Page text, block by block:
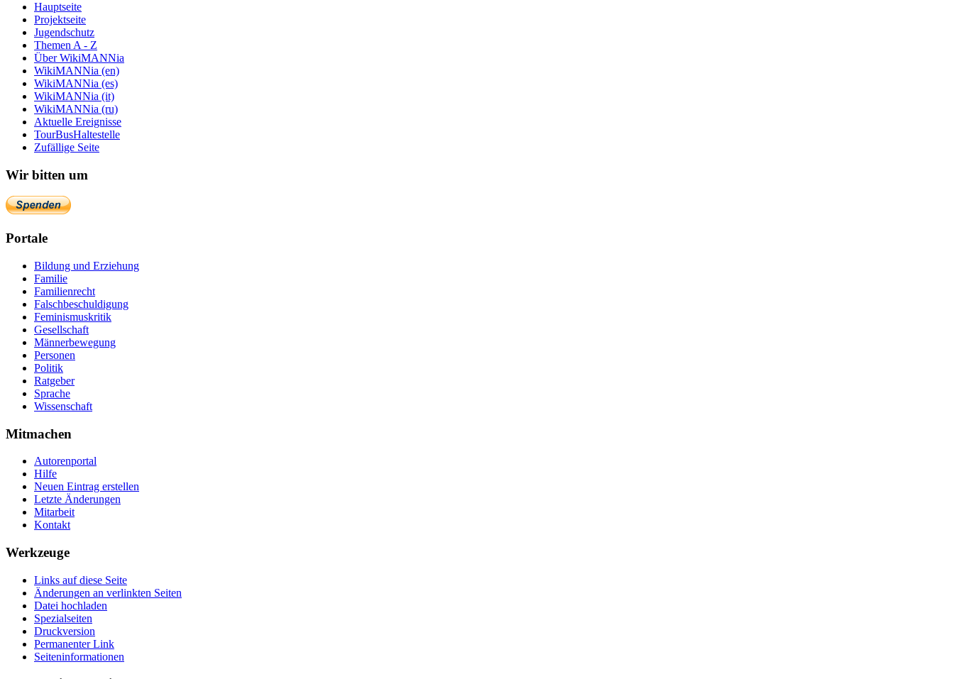
Hauptseite
Projektseite
Jugendschutz
Themen A - Z
Über WikiMANNia
WikiMANNia (en)
WikiMANNia (es)
WikiMANNia (it)
WikiMANNia (ru)
Aktuelle Ereignisse
TourBusHaltestelle
Zufällige Seite
Wir bitten um
Portale
Bildung und Erziehung
Familie
Familienrecht
Falschbeschuldigung
Feminismuskritik
Gesellschaft
Männerbewegung
Personen
Politik
Ratgeber
Sprache
Wissenschaft
Mitmachen
Autorenportal
Hilfe
Neuen Eintrag erstellen
Letzte Änderungen
Mitarbeit
Kontakt
Werkzeuge
Links auf diese Seite
Änderungen an verlinkten Seiten
Datei hochladen
Spezialseiten
Druckversion
Permanenter Link
Seiten­­informationen